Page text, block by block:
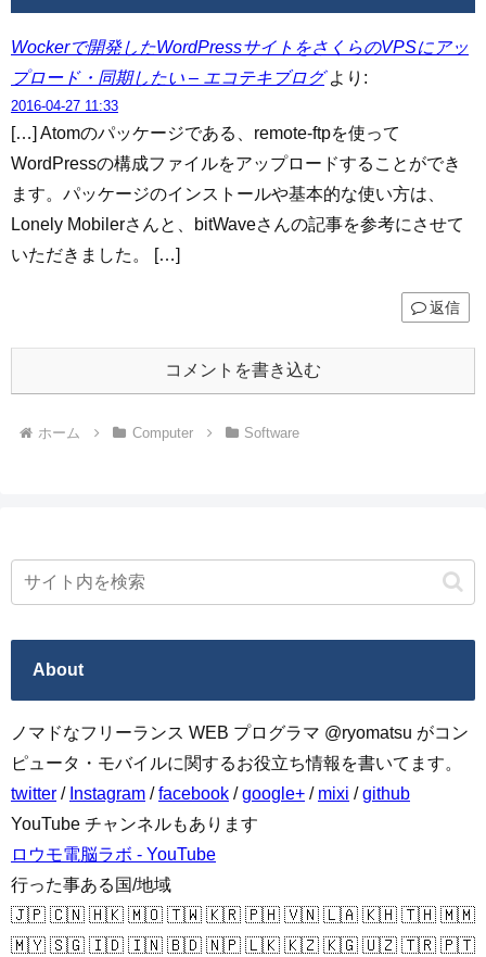
Wockerで開発したWordPressサイトをさくらのVPSにアッ
プロード・同期したい – エコテキブログ より:
2016-04-27 11:33
[…] Atomのパッケージである、remote-ftpを使って
WordPressの構成ファイルをアップロードすることができ
ます。パッケージのインストールや基本的な使い方は、
Lonely Mobilerさんと、bitWaveさんの記事を参考にさせて
いただきました。 […]
返信
コメントを書き込む
ホーム Computer Software
About
ノマドなフリーランス WEB プログラマ @ryomatsu がコン
ピュータ・モバイルに関するお役立ち情報を書いてます。
twitter / Instagram /facebook /google+ / mixi /github
YouTube チャンネルもあります
ロウモ電脳ラボ - YouTube
行った事ある国/地域
🇯🇵 🇨🇳 🇭🇰 🇲🇴 🇹🇼 🇰🇷 🇵🇭 🇻🇳 🇱🇦 🇰🇭 🇹🇭 🇲🇲
🇲🇾 🇸🇬 🇮🇩 🇮🇳 🇧🇩 🇳🇵 🇱🇰 🇰🇿 🇰🇬 🇺🇿 🇹🇷 🇵🇹